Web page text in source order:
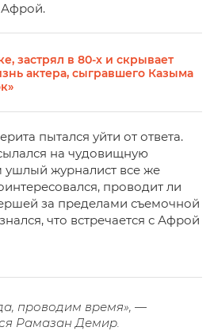
застрял в 80-х и скрывает
актера, сыгравшего Казыма
пытался уйти от ответа.
на чудовищную
ушлый журналист все же
проводит ли
за пределами съемочной
что встречается с Афрой
проводим время», —
Рамазан Демир.